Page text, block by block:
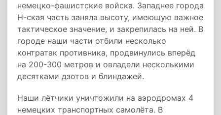
немецко-фашистские войска. Западнее города
Н-ская часть заняла высоту, имеющую важное
тактическое значение, и закрепилась на ней. В
городе наши части отбили несколько
контратак противника, продвинулись вперёд
на 200-300 метров и овладели несколькими
десятками дзотов и блиндажей.
Наши лётчики уничтожили на аэродромах 4
немецких транспортных самолёта. В